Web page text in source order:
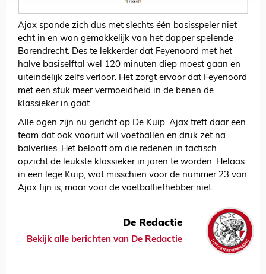
Ajax spande zich dus met slechts één basisspeler niet
echt in en won gemakkelijk van het dapper spelende
Barendrecht. Des te lekkerder dat Feyenoord met het
halve basiselftal wel 120 minuten diep moest gaan en
uiteindelijk zelfs verloor. Het zorgt ervoor dat Feyenoord
met een stuk meer vermoeidheid in de benen de
klassieker in gaat.
Alle ogen zijn nu gericht op De Kuip. Ajax treft daar een
team dat ook vooruit wil voetballen en druk zet na
balverlies. Het belooft om die redenen in tactisch
opzicht de leukste klassieker in jaren te worden. Helaas
in een lege Kuip, wat misschien voor de nummer 23 van
Ajax fijn is, maar voor de voetballiefhebber niet.
De Redactie
Bekijk alle berichten van De Redactie